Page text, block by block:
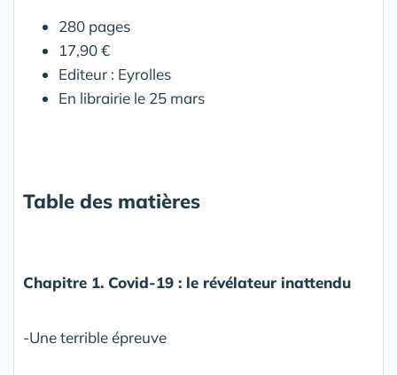
280 pages
17,90 €
Editeur : Eyrolles
En librairie le 25 mars
Table des matières
Chapitre 1. Covid-19 : le révélateur inattendu
-Une terrible épreuve